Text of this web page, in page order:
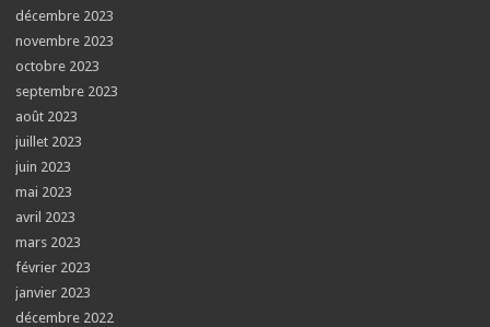
décembre 2023
novembre 2023
octobre 2023
septembre 2023
août 2023
juillet 2023
juin 2023
mai 2023
avril 2023
mars 2023
février 2023
janvier 2023
décembre 2022